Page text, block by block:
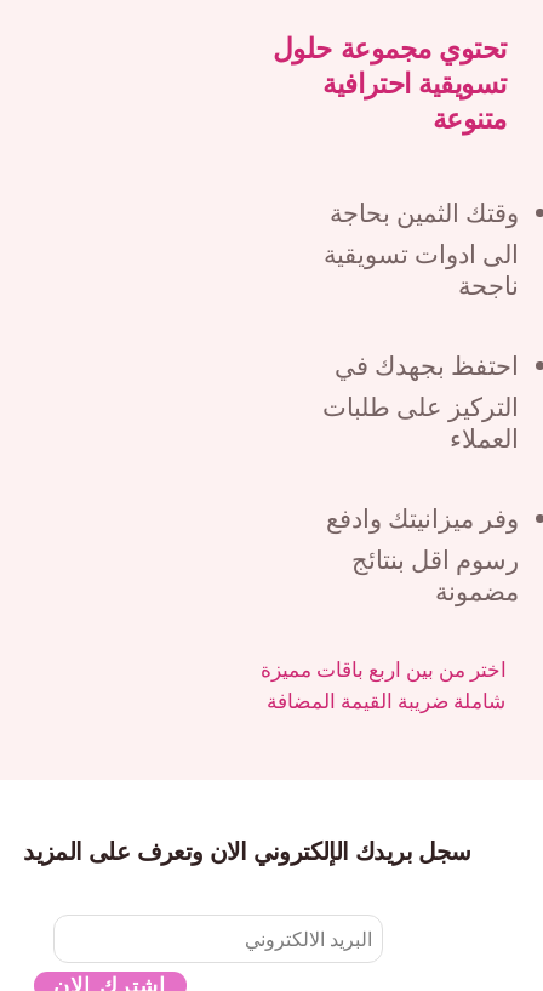
تحتوي مجموعة حلول
تسويقية احترافية
متنوعة
الثمين بحاجة
ادوات تسويقية
بجهدك في
على طلبات
ميزانيتك وادفع
اقل بنتائج
اختر من بين اربع باقات مميزة
شاملة ضريبة القيمة المضافة
سجل بريدك الإلكتروني الان وتعرف على المزيد